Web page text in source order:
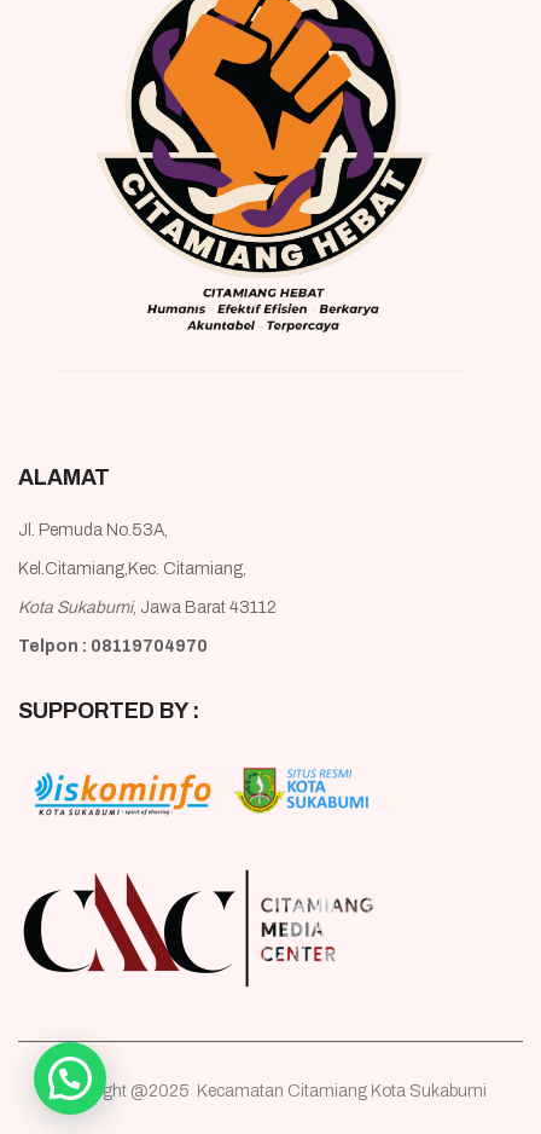
ALAMAT
Jl. Pemuda No.53A,
Kel.Citamiang,Kec. Citamiang,
Kota Sukabumi, Jawa Barat 43112
Telpon : 08119704970
SUPPORTED BY :
Copyright @2025 Kecamatan Citamiang Kota Sukabumi